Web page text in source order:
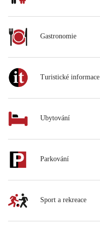
Gastronomie
Turistické informace
Ubytování
Parkování
Sport a rekreace